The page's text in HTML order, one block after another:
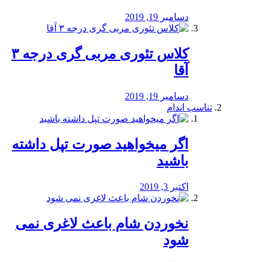
دسامبر 19, 2019
کلاس تئوری مربی گری درجه ۳
آقا
دسامبر 19, 2019
تناسب اندام
اگر میخواهید صورت تپل داشته
باشید
اکتبر 3, 2019
نخوردن شام باعث لاغری نمی
‌شود